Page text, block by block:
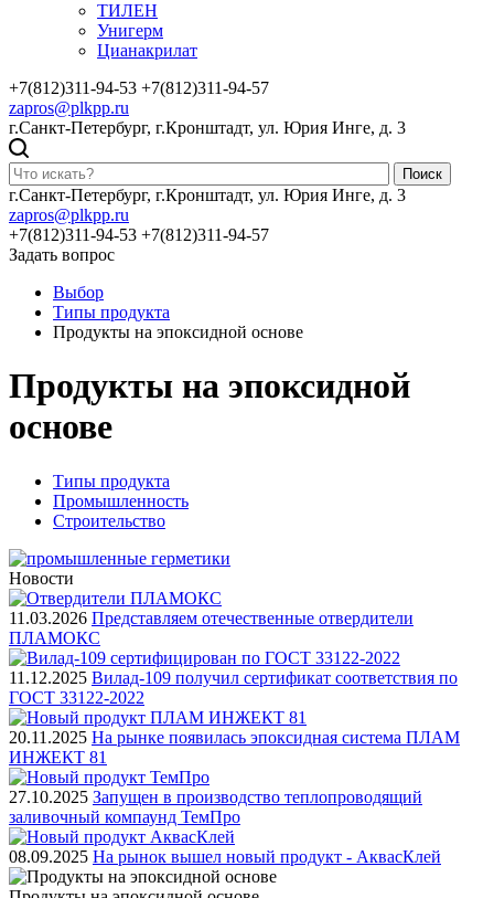
ТИЛЕН
Унигерм
Цианакрилат
+7(812)311-94-53 +7(812)311-94-57
zapros@plkpp.ru
г.Санкт-Петербург, г.Кронштадт, ул. Юрия Инге, д. 3
Поиск
г.Санкт-Петербург, г.Кронштадт, ул. Юрия Инге, д. 3
zapros@plkpp.ru
+7(812)311-94-53 +7(812)311-94-57
Задать вопрос
Выбор
Типы продукта
Продукты на эпоксидной основе
Продукты на эпоксидной
основе
Типы продукта
Промышленность
Строительство
Новости
11.03.2026 Представляем отечественные отвердители
ПЛАМОКС
11.12.2025 Вилад-109 получил сертификат соответствия по
ГОСТ 33122-2022
20.11.2025 На рынке появилась эпоксидная система ПЛАМ
ИНЖЕКТ 81
27.10.2025 Запущен в производство теплопроводящий
заливочный компаунд ТемПро
08.09.2025 На рынок вышел новый продукт - АквасКлей